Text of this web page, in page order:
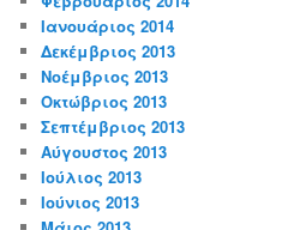
Ιανουάριος 2014
Δεκέμβριος 2013
Νοέμβριος 2013
Οκτώβριος 2013
Σεπτέμβριος 2013
Αύγουστος 2013
Ιούλιος 2013
Ιούνιος 2013